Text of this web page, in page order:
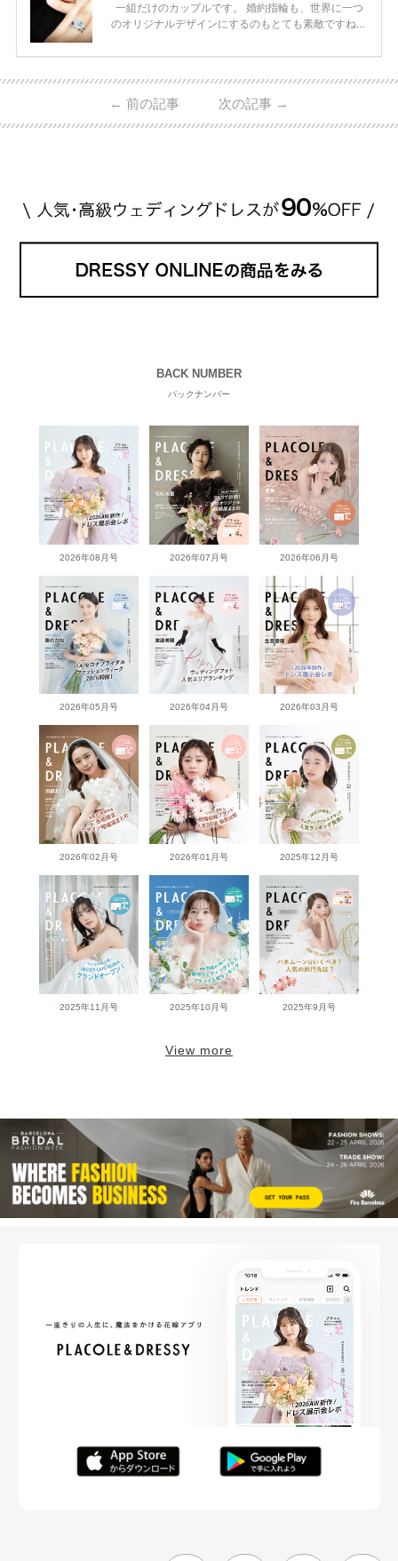
一組だけのカップルです。 婚約指輪も、世界に一つ
のオリジナルデザインにするのもとても素敵ですね♡
のを形にするのも想い出になります。 上戸彩さん・H
HPより引用 2011年9月に結婚した女優の上戸彩さん
とEXILEのHIROさん。 上戸さんに贈った婚約指輪
← 前の記事 次の記事 →
BACK NUMBER
バックナンバー
2026年08月号 2026年07月号 2026年06月号
2026年05月号 2026年04月号 2026年03月号
2026年02月号 2026年01月号 2025年12月号
2025年11月号 2025年10月号 2025年9月号
View more